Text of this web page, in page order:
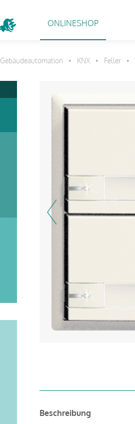
ONLINESHOP
Gebäudeautomation • KNX • Feller •
Beschreibung